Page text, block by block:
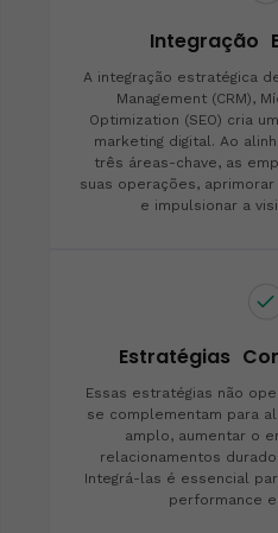
Integração
A integração estratégica
Management (CRM),
Optimization (SEO) cria
marketing digital. Ao
três áreas-chave, as
suas operações,
e impulsionar a
Estratégias
Essas estratégias não
se complementam para
amplo, aumentar o
relacionamentos
Integrá-las é essencial
performance